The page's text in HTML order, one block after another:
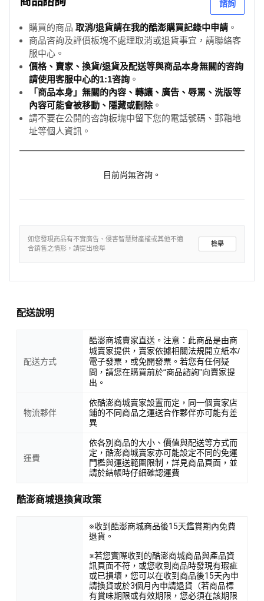
諮詢
購買的商品 取消/退貨請在我的酷澎購買記錄中申請 。
商品咨詢及評價板塊不處理取消或退貨事宜，請聯絡客
服中心。
價格、賣家、換貨/退貨及配送等與商品本身無關的咨詢
請使用客服中心的1:1咨詢 。
「商品本身」無關的內容、轉讓、廣告、辱罵、洗版等
內容可能會被移動、隱藏或刪除。
請不要在公開的咨詢板塊中留下您的電話號碼、郵箱地
址等個人資訊。
目前尚無咨詢。
如您發現商品有不實廣告、侵害智慧財產權或其他不適
合銷售之情形，請提出檢舉
檢舉
配送說明
配送方式
酷澎商城賣家直送。注意：此商品是由商
城賣家提供，賣家依據相關法規開立紙本/
電子發票，或免開發票。若您有任何疑
問，請您在購買前於“商品諮詢”向賣家提
出。
物流夥伴
依酷澎商城賣家設置而定，同一個賣家店
鋪的不同商品之運送合作夥伴亦可能有差
異
運費
依各別商品的大小、價值與配送等方式而
定，酷澎商城賣家亦可能設定不同的免運
門檻與運送範圍限制，詳見商品頁面，並
請於結帳時仔細確認運費
酷澎商城退換貨政策
※收到酷澎商城商品後15天鑑賞期內免費
退貨。
※若您實際收到的酷澎商城商品與產品資
訊頁面不符，或您收到商品時發現有瑕疵
或已損壞，您可以在收到商品後15天內申
請換貨或於3個月內申請退貨（若商品標
有賞味期限或有效期限，您必須在該期限